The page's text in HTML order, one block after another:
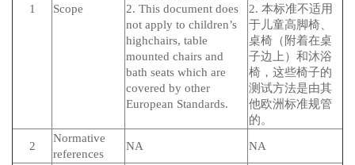
1 Scope
2. This document does
not apply to children’s
highchairs, table
mounted chairs and
bath seats which are
covered by other
European Standards.
2. 本标准不适用
于儿童高脚椅、
桌椅（附着在桌
子边上）和沐浴
椅，这些椅子的
测试方法是由其
他欧洲标准规管
的。
2
Normative
references
NA NA